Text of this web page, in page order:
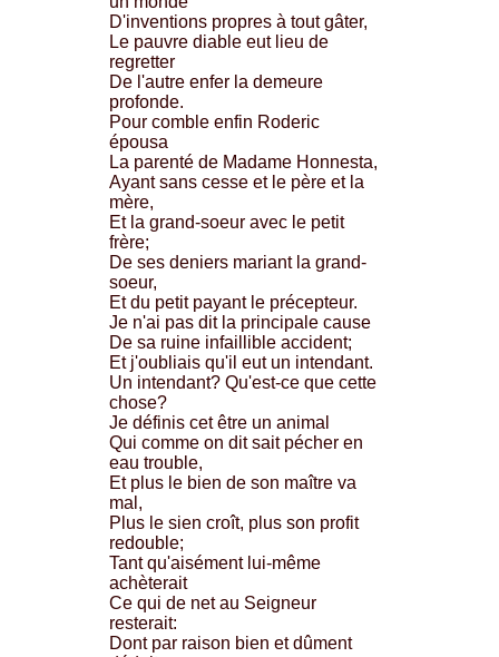
D'inventions propres à tout gâter,
Le pauvre diable eut lieu de
regretter
De l'autre enfer la demeure
profonde.
Pour comble enfin Roderic
épousa
La parenté de Madame Honnesta,
Ayant sans cesse et le père et la
mère,
Et la grand-soeur avec le petit
frère;
De ses deniers mariant la grand-
soeur,
Et du petit payant le précepteur.
Je n'ai pas dit la principale cause
De sa ruine infaillible accident;
Et j'oubliais qu'il eut un intendant.
Un intendant? Qu'est-ce que cette
chose?
Je définis cet être un animal
Qui comme on dit sait pécher en
eau trouble,
Et plus le bien de son maître va
mal,
Plus le sien croît, plus son profit
redouble;
Tant qu'aisément lui-même
achèterait
Ce qui de net au Seigneur
resterait:
Dont par raison bien et dûment